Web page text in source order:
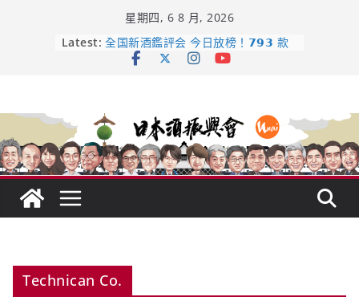
星期四, 6 8 月, 2026
Latest: 日本酒類地理標示 (GI) 認定一覽表
全国新酒鑑評会 今日放榜！𝟳𝟵𝟯 款
市場！梅乃宿上市背後的密碼
龜之井酒造：口說上手 – 山形純米大
吟釀的堅持與傳承 ～ くどき上手
Technican Co.